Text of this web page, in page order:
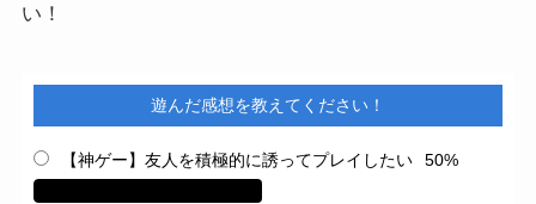
い！
遊んだ感想を教えてください！
【神ゲー】友人を積極的に誘ってプレイしたい 50%